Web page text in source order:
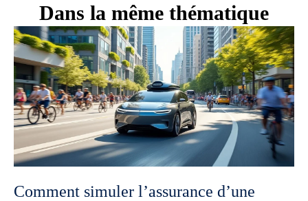
Dans la même thématique
Comment simuler l’assurance d’une